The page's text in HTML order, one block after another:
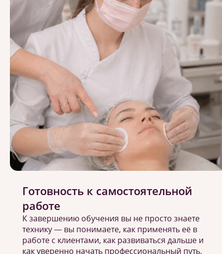
Готовность к самостоятельной
работе
К завершению обучения вы не просто знаете
технику — вы понимаете, как применять её в
работе с клиентами, как развиваться дальше и
как уверенно начать профессиональный путь.